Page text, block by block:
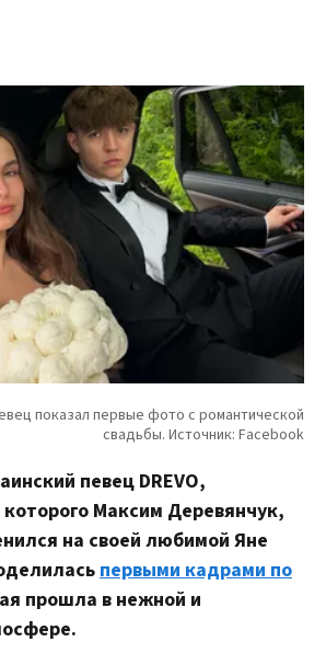
певец DREVO,
Максим Деревянчук,
на своей любимой Яне
первыми кадрами по
прошла в нежной и